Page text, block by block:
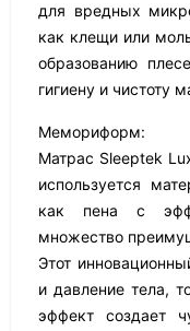
для вредных
как клещи или
образованию
гигиену и чистоту
Мемориформ:
Матрас Sleeptek
используется
как пена с
множество
Этот
и давление тела,
эффект создает